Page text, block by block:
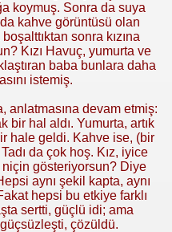
koymuş. Sonra da suya
kahve görüntüsü olan
sonra kızına
Kızı Havuç, yumurta ve
baba bunlara daha
istemiş.
anlatmasına devam etmiş:
bir hal aldı. Yumurta, artık
hale geldi. Kahve ise, (bir
da çok hoş. Kız, iyice
gösteriyorsun? Diye
aynı şekil kapta, aynı
hepsi bu etkiye farklı
sertti, güçlü idi; ama
güçsüzleşti, çözüldü.